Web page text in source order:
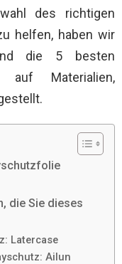
des richtigen
helfen, haben wir
die 5 besten
auf Materialien,
die Sie dieses
Latercase
Ailun